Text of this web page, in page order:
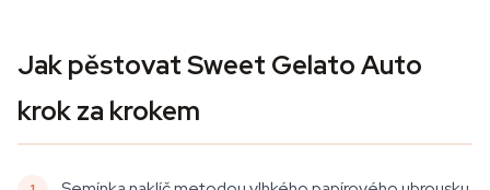
Jak pěstovat Sweet Gelato Auto
krok za krokem